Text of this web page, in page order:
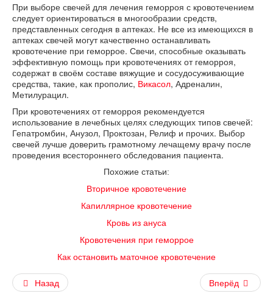
При выборе свечей для лечения геморроя с кровотечением
следует ориентироваться в многообразии средств,
представленных сегодня в аптеках. Не все из имеющихся в
аптеках свечей могут качественно останавливать
кровотечение при геморрое. Свечи, способные оказывать
эффективную помощь при кровотечениях от геморроя,
содержат в своём составе вяжущие и сосудосуживающие
средства, такие, как прополис, Викасол, Адреналин,
Метилурацил.
При кровотечениях от геморроя рекомендуется
использование в лечебных целях следующих типов свечей:
Гепатромбин, Анузол, Проктозан, Релиф и прочих. Выбор
свечей лучше доверить грамотному лечащему врачу после
проведения всестороннего обследования пациента.
Похожие статьи:
Вторичное кровотечение
Капиллярное кровотечение
Кровь из ануса
Кровотечения при геморрое
Как остановить маточное кровотечение
Назад Вперёд